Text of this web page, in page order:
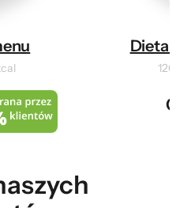
Dieta